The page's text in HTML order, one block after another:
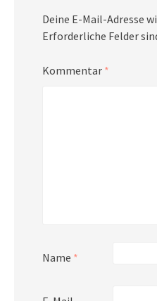
Deine E-Mail-Adresse
Erforderliche Felder
Kommentar *
Name *